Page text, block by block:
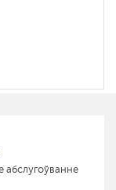
абслугоўванне